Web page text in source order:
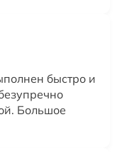
быстро и
Большое